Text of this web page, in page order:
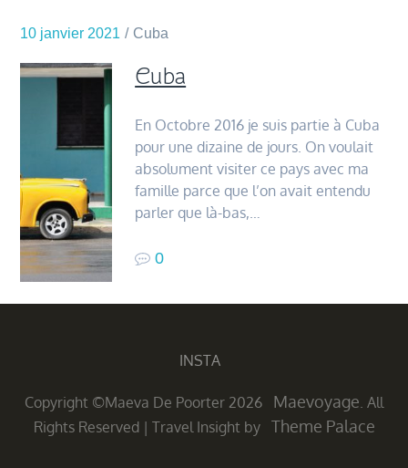
10 janvier 2021 Cuba
Cuba
En Octobre 2016 je suis partie à Cuba
pour une dizaine de jours. On voulait
absolument visiter ce pays avec ma
famille parce que l’on avait entendu
parler que là-bas,…
0
INSTA
Copyright ©Maeva De Poorter 2026 Maevoyage. All
Rights Reserved | Travel Insight by Theme Palace